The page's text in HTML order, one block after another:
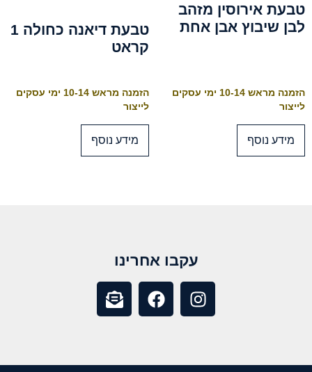
טבעת אירוסין מזהב
לבן שיבוץ אבן אחת
הזמנה מראש 10-14 ימי עסקים
לייצור
מידע נוסף
טבעת דיאנה כחולה 1
קראט
הזמנה מראש 10-14 ימי עסקים
לייצור
מידע נוסף
עקבו אחרינו